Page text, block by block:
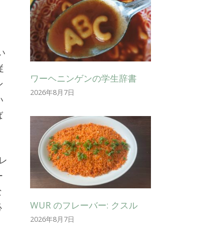
ワーヘニンゲンの学生辞書
2026年8月7日
WUR のフレーバー: クスル
2026年8月7日